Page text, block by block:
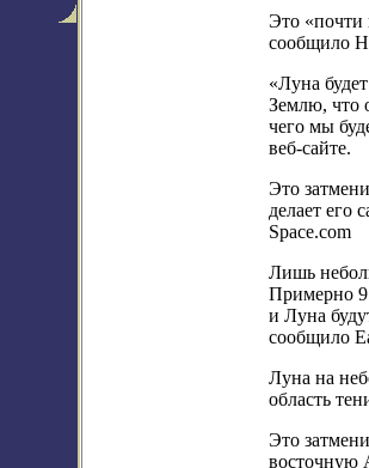
Это «почти
сообщило
«Луна
Землю, что
чего мы
веб-сайте.
Это
делает его
Space.com
Лишь
Примерно
и Луна
сообщило
Луна на
область
Это
восточную